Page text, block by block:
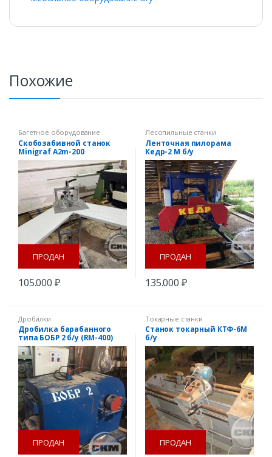
Похожие
Багетное оборудование
Скобозабивной станок
Minigraf A2m-200
ПРОДАН
105.000 ₽
Лесопильные станки
Ленточная пилорама
Кедр-2 М б/у
ПРОДАН
135.000 ₽
Дробилки
Дробилка барабанного
типа БОБР 2 б/у (RM-400)
ПРОДАН
Токарные станки
Станок токарный КТФ-6М
б/у
ПРОДАН